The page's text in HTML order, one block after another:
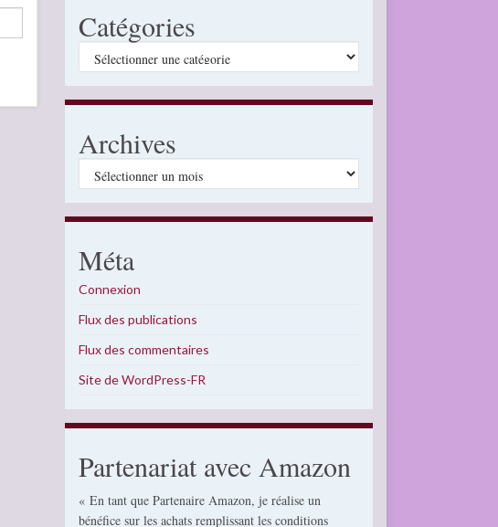
Catégories
Catégories
Archives
Archives
Méta
Connexion
Flux des publications
Flux des commentaires
Site de WordPress-FR
Partenariat avec Amazon
« En tant que Partenaire Amazon, je réalise un
bénéfice sur les achats remplissant les conditions